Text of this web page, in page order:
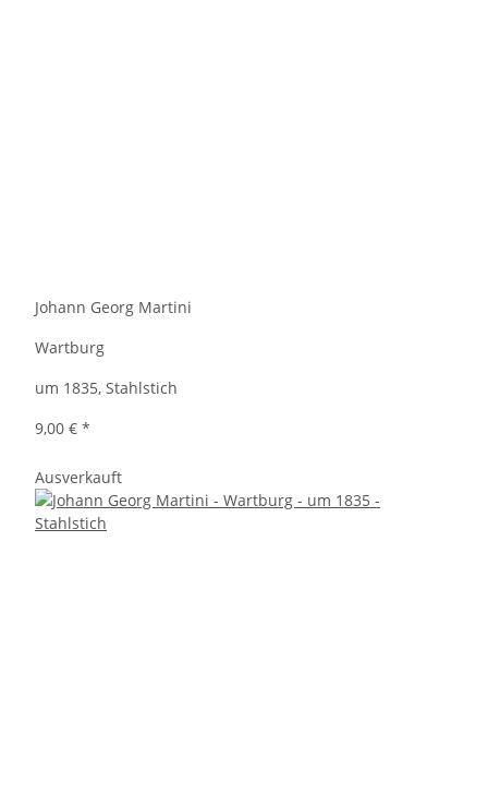
Johann Georg Martini
Wartburg
um 1835, Stahlstich
9,00 € *
Ausverkauft